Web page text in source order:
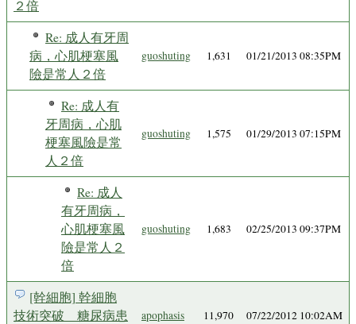
２倍
Re: 成人有牙周
病，心肌梗塞風
險是常人２倍
guoshuting 1,631 01/21/2013 08:35PM
Re: 成人有
牙周病，心肌
梗塞風險是常
人２倍
guoshuting 1,575 01/29/2013 07:15PM
Re: 成人
有牙周病，
心肌梗塞風
險是常人２
倍
guoshuting 1,683 02/25/2013 09:37PM
[幹細胞] 幹細胞
技術突破 糖尿病患
apophasis 11,970 07/22/2012 10:02AM